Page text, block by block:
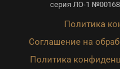
серия ЛО-1
Политика
Соглашение на
Политика